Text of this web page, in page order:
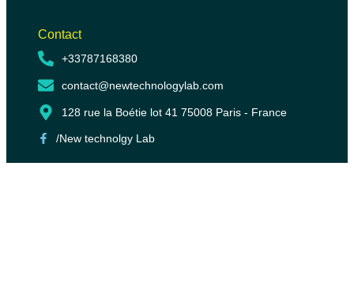
Contact
+33787168380
contact@newtechnologylab.com
128 rue la Boétie lot 41 75008 Paris - France
/New technolgy Lab